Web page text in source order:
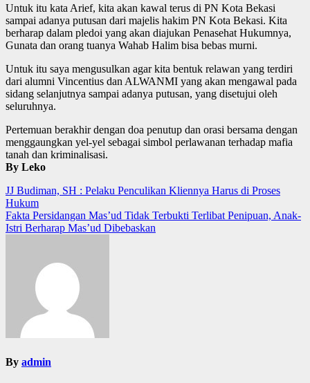
Untuk itu kata Arief, kita akan kawal terus di PN Kota Bekasi
sampai adanya putusan dari majelis hakim PN Kota Bekasi. Kita
berharap dalam pledoi yang akan diajukan Penasehat Hukumnya,
Gunata dan orang tuanya Wahab Halim bisa bebas murni.
Untuk itu saya mengusulkan agar kita bentuk relawan yang terdiri
dari alumni Vincentius dan ALWANMI yang akan mengawal pada
sidang selanjutnya sampai adanya putusan, yang disetujui oleh
seluruhnya.
Pertemuan berakhir dengan doa penutup dan orasi bersama dengan
menggaungkan yel-yel sebagai simbol perlawanan terhadap mafia
tanah dan kriminalisasi.
By Leko
Post
navigation
JJ Budiman, SH : Pelaku Penculikan Kliennya Harus di Proses
Hukum
Fakta Persidangan Mas’ud Tidak Terbukti Terlibat Penipuan, Anak-
Istri Berharap Mas’ud Dibebaskan
By admin